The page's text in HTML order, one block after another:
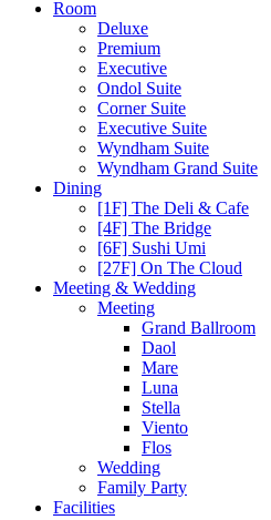
Room
Deluxe
Premium
Executive
Ondol Suite
Corner Suite
Executive Suite
Wyndham Suite
Wyndham Grand Suite
Dining
[1F] The Deli & Cafe
[4F] The Bridge
[6F] Sushi Umi
[27F] On The Cloud
Meeting & Wedding
Meeting
Grand Ballroom
Daol
Mare
Luna
Stella
Viento
Flos
Wedding
Family Party
Facilities